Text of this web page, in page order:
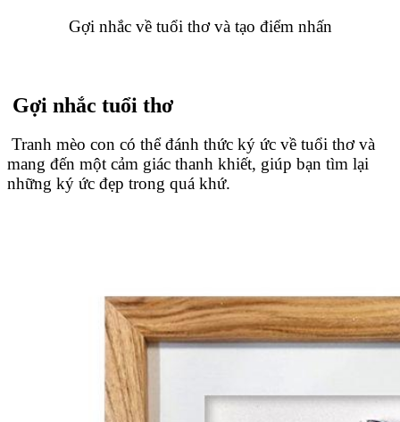
Gợi nhắc về tuổi thơ và tạo điểm nhấn
Gợi nhắc tuổi thơ
Tranh mèo con có thể đánh thức ký ức về tuổi thơ và
mang đến một cảm giác thanh khiết, giúp bạn tìm lại
những ký ức đẹp trong quá khứ.